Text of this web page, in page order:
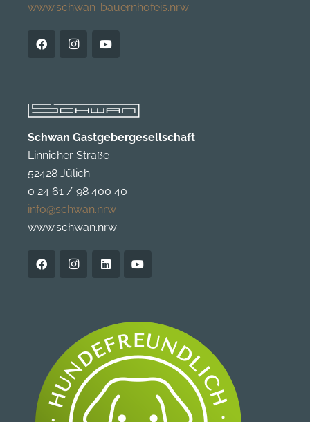
www.schwan-bauernhofeis.nrw
Schwan Gastgebergesellschaft
Linnicher Straße
52428 Jülich
0 24 61 / 98 400 40
info@schwan.nrw
www.schwan.nrw